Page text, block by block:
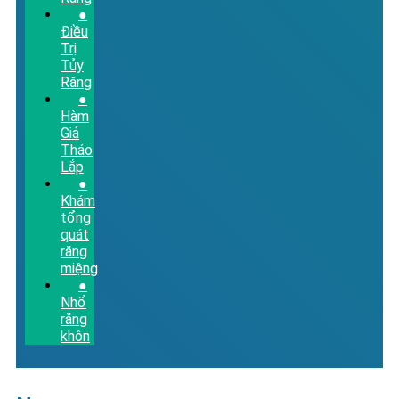
●
Điều
Trị
Tủy
Răng
●
Hàm
Giả
Tháo
Lắp
●
Khám
tổng
quát
răng
miệng
●
Nhổ
răng
khôn